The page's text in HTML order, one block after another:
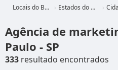
Locais do Brasil Estados do Brasil
Agência de
Paulo - SP
333 resultado encontrados